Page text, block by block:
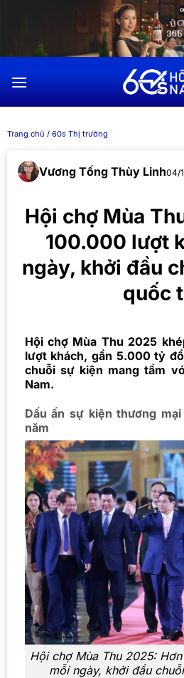
dung
Trang chủ / 60s Thị trường
Vương Tống Thùy Linh04/
Hội chợ Mùa
100.000 lượt
ngày, khởi đầu
quốc
Hội chợ Mùa Thu 2025
lượt khách, gần 5.000 tỷ
chuỗi sự kiện mang tầm
Nam.
Dấu ấn sự kiện thương
năm
Hội chợ Mùa Thu 2025:
mỗi ngày, khởi đầu